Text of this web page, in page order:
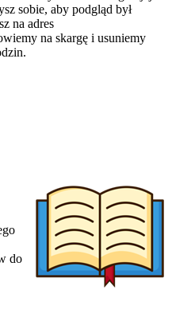
sobie, aby podgląd był
na adres
na skargę i usuniemy
do